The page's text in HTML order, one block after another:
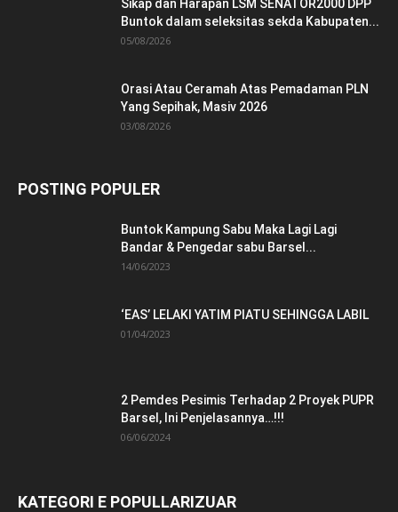
Sikap dan Harapan LSM SENATOR2000 DPP
Buntok dalam seleksitas sekda Kabupaten...
05/08/2026
Orasi Atau Ceramah Atas Pemadaman PLN
Yang Sepihak, Masiv 2026
03/08/2026
POSTING POPULER
Buntok Kampung Sabu Maka Lagi Lagi
Bandar & Pengedar sabu Barsel...
14/06/2023
‘EAS’ LELAKI YATIM PIATU SEHINGGA LABIL
01/04/2023
2 Pemdes Pesimis Terhadap 2 Proyek PUPR
Barsel, Ini Penjelasannya…!!!
06/06/2024
KATEGORI E POPULLARIZUAR